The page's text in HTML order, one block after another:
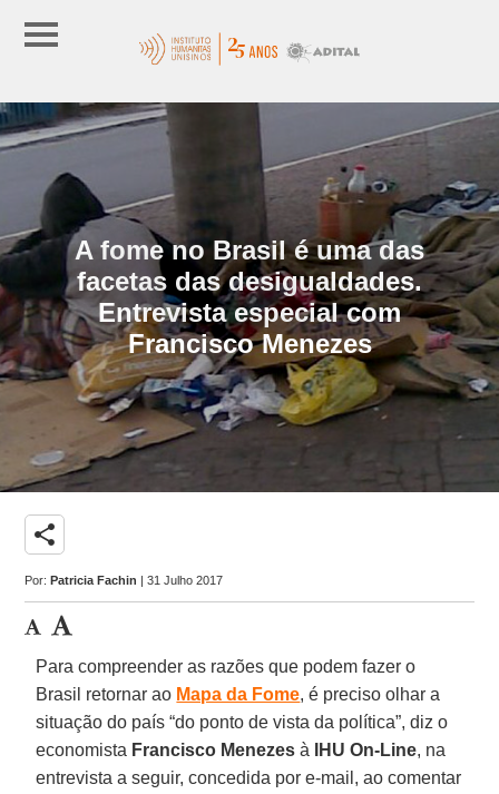
A fome no Brasil é uma das
facetas das desigualdades.
Entrevista especial com
Francisco Menezes
share
Por:Patricia Fachin | 31 Julho 2017
Para compreender as razões que podem fazer o
Brasil retornar ao Mapa da Fome, é preciso olhar a
situação do país “do ponto de vista da política”, diz o
economista Francisco Menezes à IHU On-Line, na
entrevista a seguir, concedida por e-mail, ao comentar